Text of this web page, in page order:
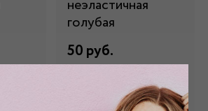
неэластичная
голубая
50 руб.
Забронировать